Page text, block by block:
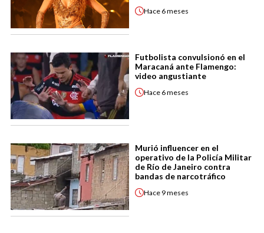
Hace 6 meses
Futbolista convulsionó en el
Maracaná ante Flamengo:
video angustiante
Hace 6 meses
Murió influencer en el
operativo de la Policía Militar
de Río de Janeiro contra
bandas de narcotráfico
Hace 9 meses